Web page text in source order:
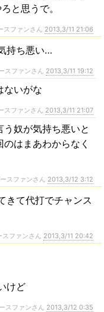
と思うで。
ファンさん 2013,3/11 21:06
持ち悪い…
スファンさん 2013,3/11 19:12
ないがな
ファンさん 2013,3/11 21:07
奴が気持ち悪いと
はまあわからなく
スファンさん 2013,3/12 3:12
きて代打でチャンス
ファンさん 2013,3/11 20:42
けど
スファンさん 2013,3/12 0:35